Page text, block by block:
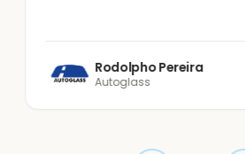
Rodolpho Pereira
Autoglass